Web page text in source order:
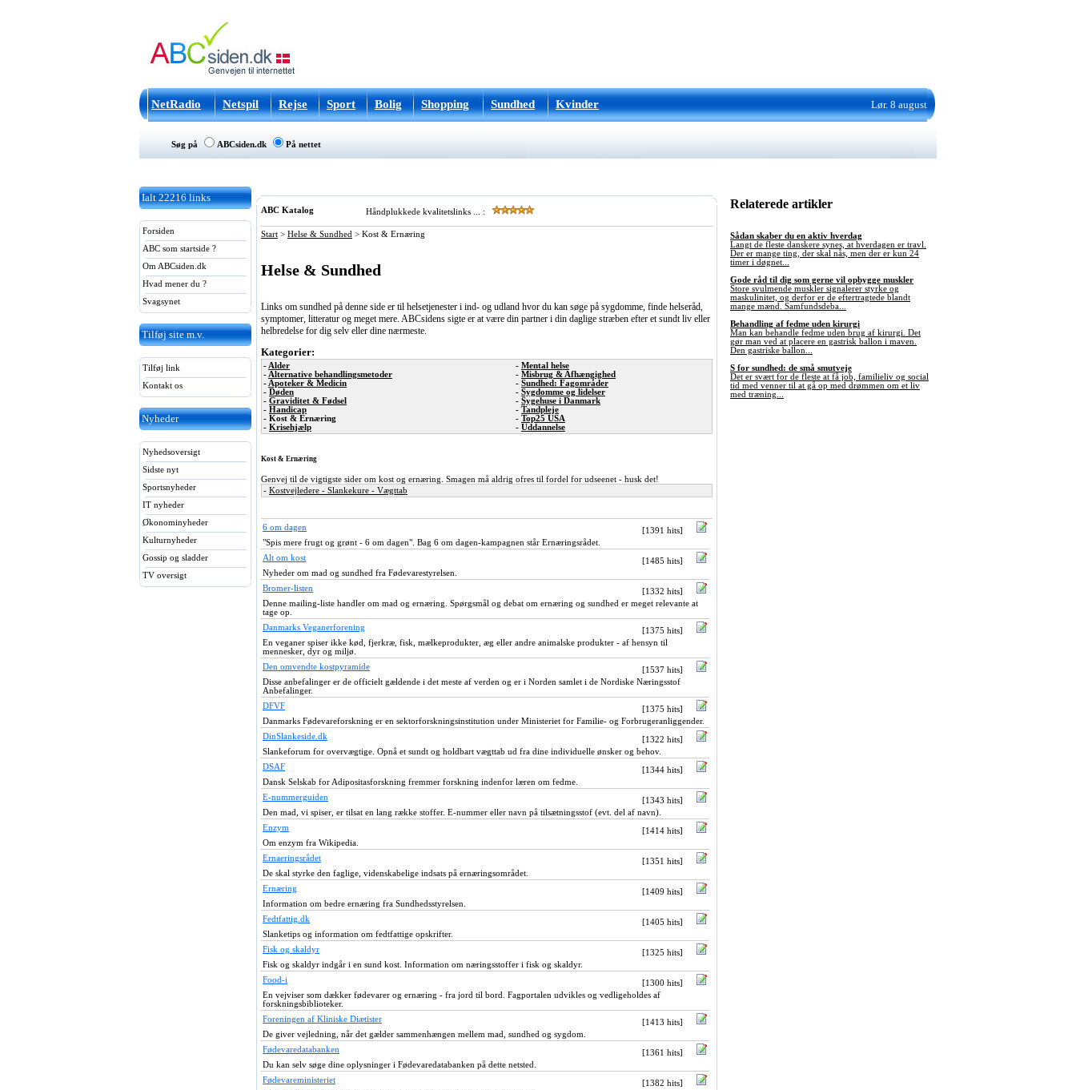
NetRadio Netspil Rejse Sport Bolig Shopping Sundhed Kvinder Lør. 8 august
Søg på ABCsiden.dk På nettet
Ialt 22216 links
Forsiden
ABC som startside ?
Om ABCsiden.dk
Hvad mener du ?
Svagsynet
Tilføj site m.v.
Tilføj link
Kontakt os
Nyheder
Nyhedsoversigt
Sidste nyt
Sportsnyheder
IT nyheder
Økonominyheder
Kulturnyheder
Gossip og sladder
TV oversigt
ABC Katalog Håndplukkede kvalitetslinks ... :
Start > Helse & Sundhed > Kost & Ernæring
Helse & Sundhed
Links om sundhed på denne side er til helsetjenester i ind- og udland hvor du kan søge på sygdomme, finde helseråd,
symptomer, litteratur og meget mere. ABCsidens sigte er at være din partner i din daglige stræben efter et sundt liv eller
helbredelse for dig selv eller dine nærmeste.
Kategorier:
- Alder
- Alternative behandlingsmetoder
- Apoteker & Medicin
- Døden
- Graviditet & Fødsel
- Handicap
- Kost & Ernæring
- Krisehjælp
- Mental helse
- Misbrug & Afhængighed
- Sundhed: Fagområder
- Sygdomme og lidelser
- Sygehuse i Danmark
- Tandpleje
- Top25 USA
- Uddannelse
Kost & Ernæring
Genvej til de vigtigste sider om kost og ernæring. Smagen må aldrig ofres til fordel for udseenet - husk det!
- Kostvejledere - Slankekure - Vægttab
6 om dagen
[1391 hits]
"Spis mere frugt og grønt - 6 om dagen". Bag 6 om dagen-kampagnen står Ernæringsrådet.
Alt om kost
[1485 hits]
Nyheder om mad og sundhed fra Fødevarestyrelsen.
Bromer-listen
[1332 hits]
Denne mailing-liste handler om mad og ernæring. Spørgsmål og debat om ernæring og sundhed er meget relevante at
tage op.
Danmarks Veganerforening
[1375 hits]
En veganer spiser ikke kød, fjerkræ, fisk, mælkeprodukter, æg eller andre animalske produkter - af hensyn til
mennesker, dyr og miljø.
Den omvendte kostpyramide
[1537 hits]
Disse anbefalinger er de officielt gældende i det meste af verden og er i Norden samlet i de Nordiske Næringsstof
Anbefalinger.
DFVF
[1375 hits]
Danmarks Fødevareforskning er en sektorforskningsinstitution under Ministeriet for Familie- og Forbrugeranliggender.
DinSlankeside.dk
[1322 hits]
Slankeforum for overvægtige. Opnå et sundt og holdbart vægttab ud fra dine individuelle ønsker og behov.
DSAF
[1344 hits]
Dansk Selskab for Adipositasforskning fremmer forskning indenfor læren om fedme.
E-nummerguiden
[1343 hits]
Den mad, vi spiser, er tilsat en lang række stoffer. E-nummer eller navn på tilsætningsstof (evt. del af navn).
Enzym
[1414 hits]
Om enzym fra Wikipedia.
Ernaeringsrådet
[1351 hits]
De skal styrke den faglige, videnskabelige indsats på ernæringsområdet.
Ernæring
[1409 hits]
Information om bedre ernæring fra Sundhedsstyrelsen.
Fedtfattig.dk
[1405 hits]
Slanketips og information om fedtfattige opskrifter.
Fisk og skaldyr
[1325 hits]
Fisk og skaldyr indgår i en sund kost. Information om næringsstoffer i fisk og skaldyr.
Food-i
[1300 hits]
En vejviser som dækker fødevarer og ernæring - fra jord til bord. Fagportalen udvikles og vedligeholdes af
forskningsbiblioteker.
Foreningen af Kliniske Diætister
[1413 hits]
De giver vejledning, når det gælder sammenhængen mellem mad, sundhed og sygdom.
Fødevaredatabanken
[1361 hits]
Du kan selv søge dine oplysninger i Fødevaredatabanken på dette netsted.
Fødevareministeriet
[1382 hits]
Relaterede artikler
Sådan skaber du en aktiv hverdag
Langt de fleste danskere synes, at hverdagen er travl.
Der er mange ting, der skal nås, men der er kun 24
timer i døgnet...
Gode råd til dig som gerne vil opbygge muskler
Store svulmende muskler signalerer styrke og
maskulinitet, og derfor er de eftertragtede blandt
mange mænd. Samfundsdeba...
Behandling af fedme uden kirurgi
Man kan behandle fedme uden brug af kirurgi. Det
gør man ved at placere en gastrisk ballon i maven.
Den gastriske ballon...
S for sundhed: de små smutveje
Det er svært for de fleste at få job, familieliv og social
tid med venner til at gå op med drømmen om et liv
med træning...